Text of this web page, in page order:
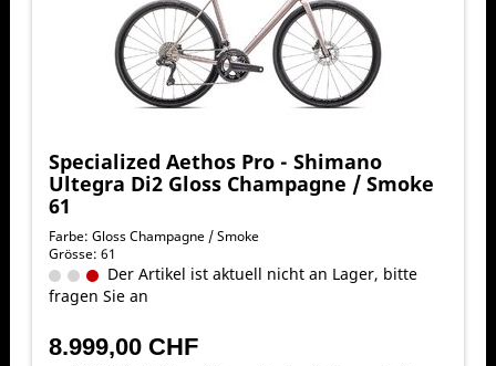
Specialized Aethos Pro - Shimano
Ultegra Di2 Gloss Champagne / Smoke
61
Farbe: Gloss Champagne / Smoke
Grösse: 61
Der Artikel ist aktuell nicht an Lager, bitte
fragen Sie an
8.999,00 CHF